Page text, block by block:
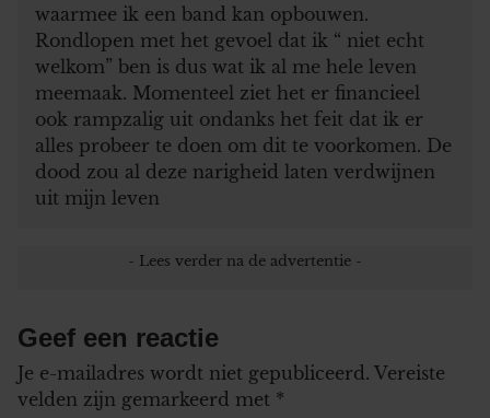
waarmee ik een band kan opbouwen.
Rondlopen met het gevoel dat ik “ niet echt
welkom” ben is dus wat ik al me hele leven
meemaak. Momenteel ziet het er financieel
ook rampzalig uit ondanks het feit dat ik er
alles probeer te doen om dit te voorkomen. De
dood zou al deze narigheid laten verdwijnen
uit mijn leven
Geef een reactie
Je e-mailadres wordt niet gepubliceerd. Vereiste
velden zijn gemarkeerd met *